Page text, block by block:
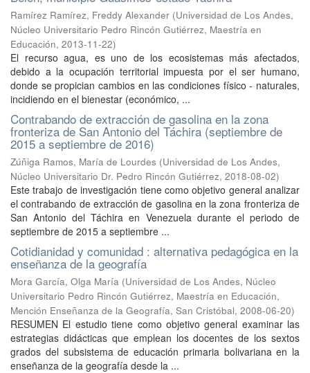
Ramírez Ramírez, Freddy Alexander (Universidad de Los Andes,
Núcleo Universitario Pedro Rincón Gutiérrez, Maestría en
Educación, 2013-11-22)
El recurso agua, es uno de los ecosistemas más afectados,
debido a la ocupación territorial impuesta por el ser humano,
donde se propician cambios en las condiciones físico - naturales,
incidiendo en el bienestar (económico, ...
Contrabando de extracción de gasolina en la zona
fronteriza de San Antonio del Táchira (septiembre de
2015 a septiembre de 2016)
Zúñiga Ramos, María de Lourdes (Universidad de Los Andes,
Núcleo Universitario Dr. Pedro Rincón Gutiérrez, 2018-08-02)
Este trabajo de investigación tiene como objetivo general analizar
el contrabando de extracción de gasolina en la zona fronteriza de
San Antonio del Táchira en Venezuela durante el periodo de
septiembre de 2015 a septiembre ...
Cotidianidad y comunidad : alternativa pedagógica en la
enseñanza de la geografía
Mora García, Olga María (Universidad de Los Andes, Núcleo
Universitario Pedro Rincón Gutiérrez, Maestría en Educación,
Mención Enseñanza de la Geografía, San Cristóbal, 2008-06-20)
RESUMEN El estudio tiene como objetivo general examinar las
estrategias didácticas que emplean los docentes de los sextos
grados del subsistema de educación primaria bolivariana en la
enseñanza de la geografía desde la ...